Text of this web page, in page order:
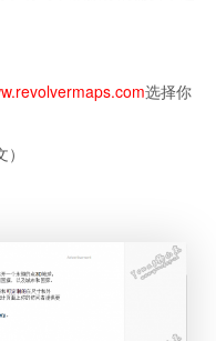
选择你